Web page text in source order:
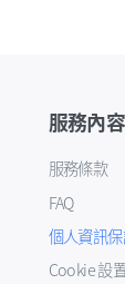
服務內容
服務條款
FAQ
個人資訊
Cookie 設